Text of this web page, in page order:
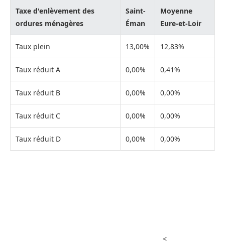
Taxe d'enlèvement des
ordures ménagères
Saint-
Éman
Moyenne
Eure-et-Loir
Taux plein 13,00% 12,83%
Taux réduit A 0,00% 0,41%
Taux réduit B 0,00% 0,00%
Taux réduit C 0,00% 0,00%
Taux réduit D 0,00% 0,00%
<